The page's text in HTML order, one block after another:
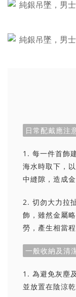
日常配戴應注
1. 每一件首飾
海水時取下，
中縫隙，造成
2. 切勿大力拉
飾，雖然金屬
勞，產生相當
一般收納及清
1. 為避免灰塵
並放置在陰涼乾